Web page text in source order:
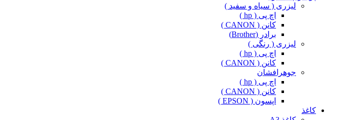
لیزری ( سیاه و سفید )
اچ پی ( hp )
کانن ( CANON )
برادر (Brother)
لیزری ( رنگی )
اچ پی ( hp )
کانن ( CANON )
جوهرافشان
اچ پی ( hp )
کانن ( CANON )
اپسون ( EPSON )
کاغذ